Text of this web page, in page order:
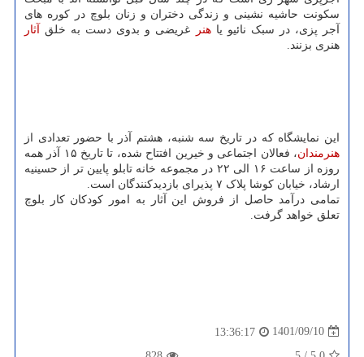
سکونت حاشیه نشینی و زندگی دختران و زنان بلوچ در کوره های
آجر پزی، در سبک نائیو یاهنر غریضی و بدوی دست به خلق
آثار
هنری بزنند.
این نمایشگاه که در تاریخ سه شنبه، هشتم آذر با حضور تعدادی از
هنرمندان
، فعالان اجتماعی و خیرین افتتاح شده، تا تاریخ ۱۵ آذر همه
روزه از ساعت ۱۶ الی ۲۲ در مجموعه خانه تابلو پایین تر از حسینیه
ارشاد، خیابان کوشا پلاک ۷ پذیرای بازدیدکنندگان است.
تمامی درآمد حاصل از فروش این آثار به امور کودکان کار بلوچ
تعلق خواهد گرفت.
1401/09/10
13:36:17